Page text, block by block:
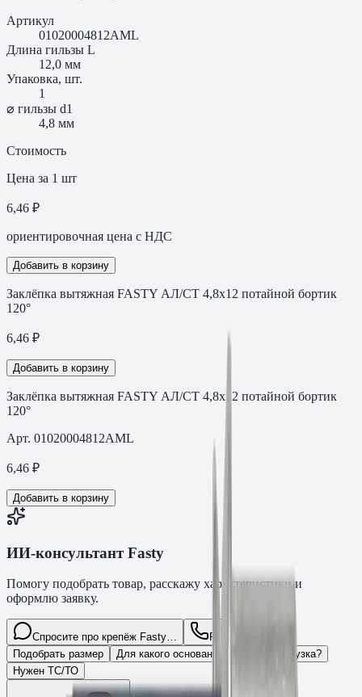
Артикул
01020004812AML
Длина гильзы L
12,0 мм
Упаковка, шт.
1
⌀ гильзы d1
4,8 мм
Стоимость
Цена за 1 шт
6,46 ₽
ориентировочная цена с НДС
Добавить в корзину
Заклёпка вытяжная FASTY АЛ/СТ 4,8х12 потайной бортик
120°
6,46 ₽
Добавить в корзину
Заклёпка вытяжная FASTY АЛ/СТ 4,8х12 потайной бортик
120°
Арт. 01020004812AML
6,46 ₽
Добавить в корзину
ИИ-консультант Fasty
Помогу подобрать товар, расскажу характеристики и
оформлю заявку.
Спросите про крепёж Fasty…
Разговор
Подобрать размер
Для какого основания?
Какая нагрузка?
Нужен ТС/ТО